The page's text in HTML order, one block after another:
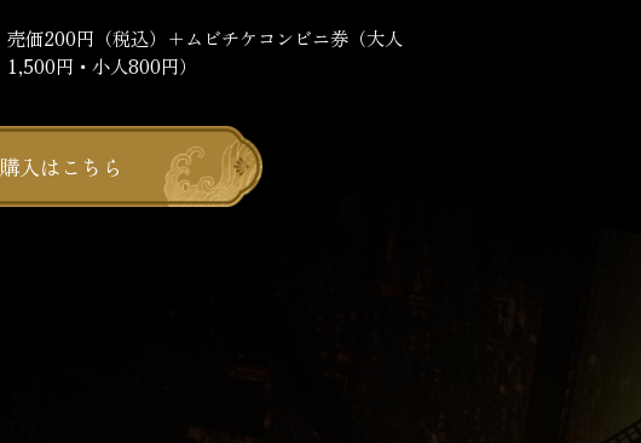
売価200円（税込）＋ムビチケコンビニ券（大人
1,500円・小人800円）
購入はこちら